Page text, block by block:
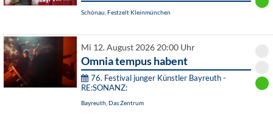
Schönau, Festzelt Kleinmünchen
Mi 12. August 2026 20:00 Uhr
Omnia tempus habent
76. Festival junger Künstler Bayreuth -
RE:SONANZ:
Bayreuth, Das Zentrum